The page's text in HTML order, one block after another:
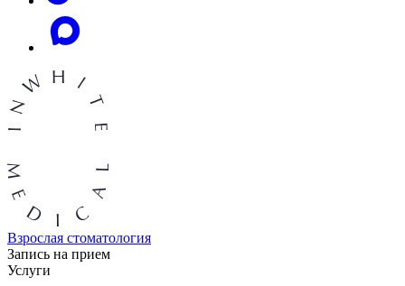
Взрослая стоматология
Запись на прием
Услуги